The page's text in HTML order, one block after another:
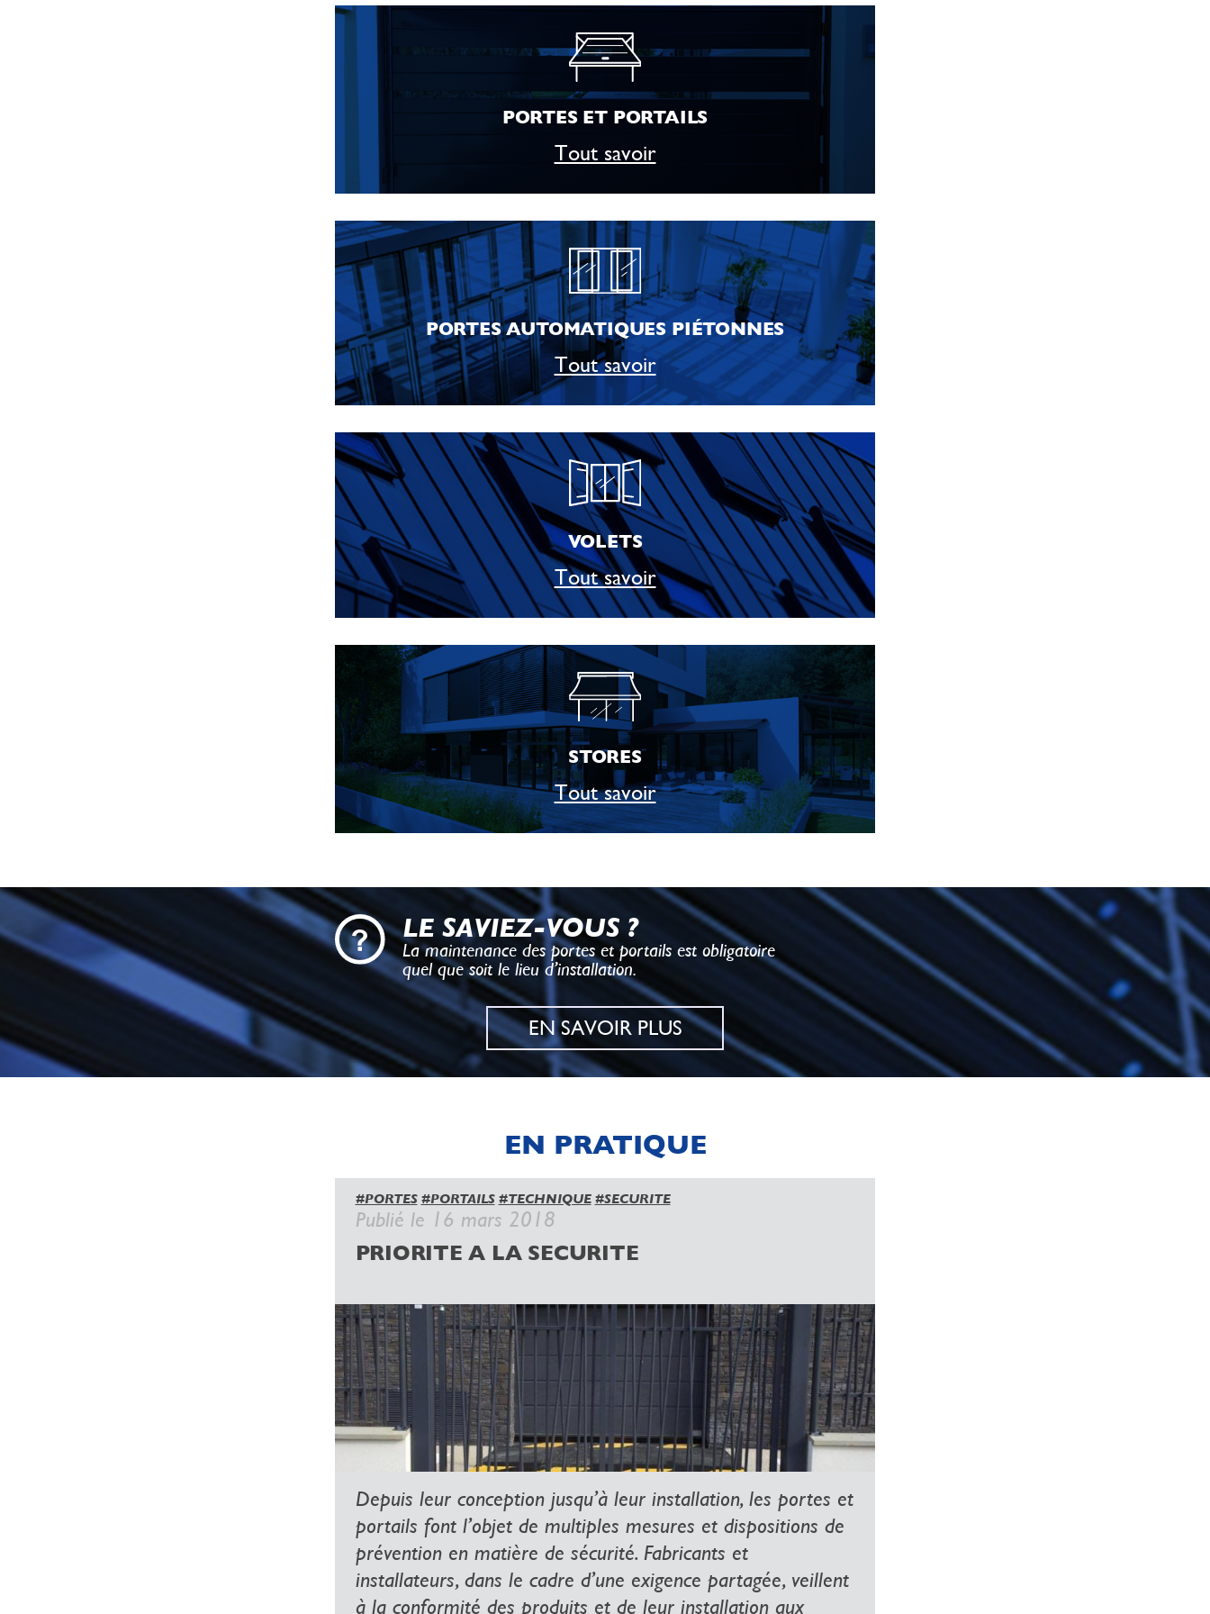
PORTES ET PORTAILS
Tout savoir
PORTES AUTOMATIQUES PIÉTONNES
Tout savoir
VOLETS
Tout savoir
STORES
Tout savoir
LE SAVIEZ-VOUS ?
La maintenance des portes et portails est obligatoire
quel que soit le lieu d’installation.
EN SAVOIR PLUS
EN PRATIQUE
#PORTES #PORTAILS #TECHNIQUE #SECURITE
Publié le 16 mars 2018
PRIORITE A LA SECURITE
Depuis leur conception jusqu’à leur installation, les portes et
portails font l’objet de multiples mesures et dispositions de
prévention en matière de sécurité. Fabricants et
installateurs, dans le cadre d’une exigence partagée, veillent
à la conformité des produits et de leur installation aux